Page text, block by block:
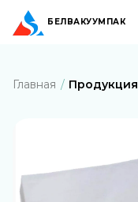
БЕЛВАКУУМПАК
Главная Продукция